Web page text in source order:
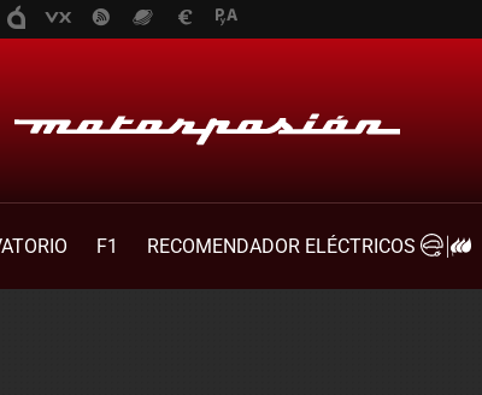
F1
RECOMENDADOR ELÉCTRICOS